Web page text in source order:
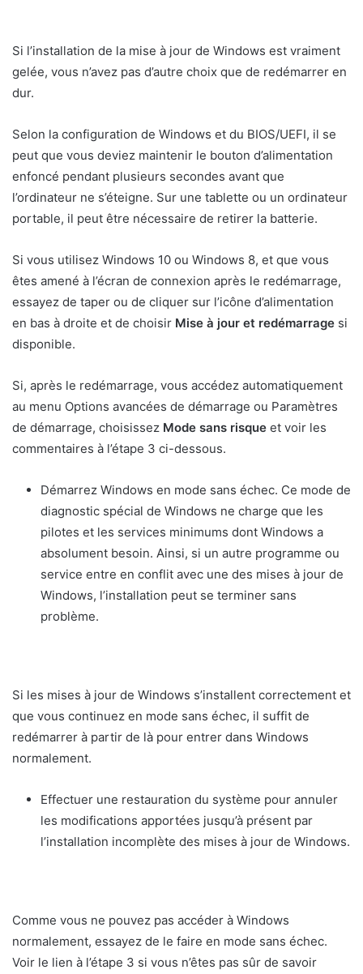
Si l’installation de la mise à jour de Windows est vraiment
gelée, vous n’avez pas d’autre choix que de redémarrer en
dur.
Selon la configuration de Windows et du BIOS/UEFI, il se
peut que vous deviez maintenir le bouton d’alimentation
enfoncé pendant plusieurs secondes avant que
l’ordinateur ne s’éteigne. Sur une tablette ou un ordinateur
portable, il peut être nécessaire de retirer la batterie.
Si vous utilisez Windows 10 ou Windows 8, et que vous
êtes amené à l’écran de connexion après le redémarrage,
essayez de taper ou de cliquer sur l’icône d’alimentation
en bas à droite et de choisir Mise à jour et redémarrage si
disponible.
Si, après le redémarrage, vous accédez automatiquement
au menu Options avancées de démarrage ou Paramètres
de démarrage, choisissez Mode sans risque et voir les
commentaires à l’étape 3 ci-dessous.
Démarrez Windows en mode sans échec. Ce mode de
diagnostic spécial de Windows ne charge que les
pilotes et les services minimums dont Windows a
absolument besoin. Ainsi, si un autre programme ou
service entre en conflit avec une des mises à jour de
Windows, l’installation peut se terminer sans
problème.
Si les mises à jour de Windows s’installent correctement et
que vous continuez en mode sans échec, il suffit de
redémarrer à partir de là pour entrer dans Windows
normalement.
Effectuer une restauration du système pour annuler
les modifications apportées jusqu’à présent par
l’installation incomplète des mises à jour de Windows.
Comme vous ne pouvez pas accéder à Windows
normalement, essayez de le faire en mode sans échec.
Voir le lien à l’étape 3 si vous n’êtes pas sûr de savoir